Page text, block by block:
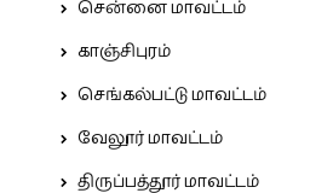
சென்னை மாவட்டம்
காஞ்சிபுரம்
செங்கல்பட்டு மாவட்டம்
வேலூர் மாவட்டம்
திருப்பத்தூர் மாவட்டம்